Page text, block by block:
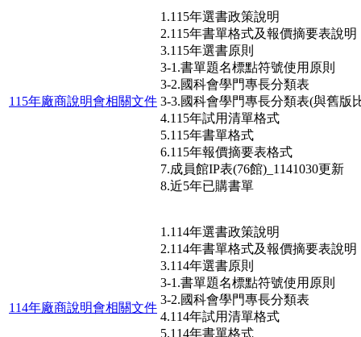
115年廠商說明會相關文件
1.115年選書政策說明
2.115年書單格式及報價摘要表說明
3.115年選書原則
3-1.書單題名標點符號使用原則
3-2.國科會學門專長分類表
3-3.國科會學門專長分類表(與舊版
4.115年試用清單格式
5.115年書單格式
6.115年報價摘要表格式
7.成員館IP表(76館)_1141030更新
8.近5年已購書單
114年廠商說明會相關文件
1.114年選書政策說明
2.114年書單格式及報價摘要表說明
3.114年選書原則
3-1.書單題名標點符號使用原則
3-2.國科會學門專長分類表
4.114年試用清單格式
5.114年書單格式